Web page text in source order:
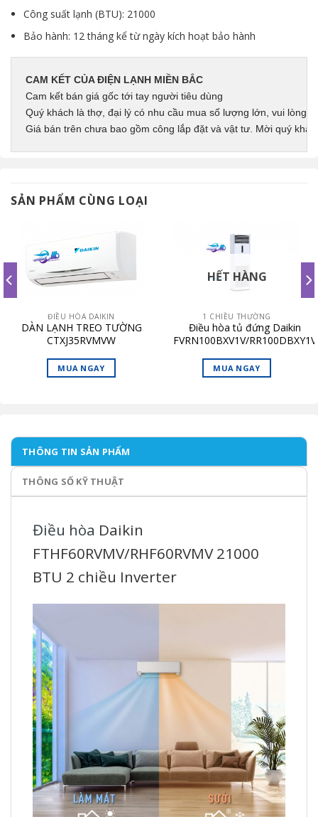
Công suất lạnh (BTU): 21000
Bảo hành: 12 tháng kể từ ngày kích hoạt bảo hành
CAM KẾT CỦA ĐIỆN LẠNH MIỀN BẮC
Cam kết bán giá gốc tới tay người tiêu dùng
Quý khách là thợ, đại lý có nhu cầu mua số lượng lớn, vui lòng
Giá bán trên chưa bao gồm công lắp đặt và vật tư. Mời quý
SẢN PHẨM CÙNG LOẠI
ĐIỀU HÒA DAIKIN
DÀN LẠNH TREO TƯỜNG
CTXJ35RVMVW
MUA NGAY
HẾT HÀNG
1 CHIỀU THƯỜNG
Điều hòa tủ đứng Daikin
FVRN100BXV1V/RR100DBXY1V
MUA NGAY
THÔNG TIN SẢN PHẨM
THÔNG SỐ KỸ THUẬT
Điều hòa Daikin
FTHF60RVMV/RHF60RVMV 21000
BTU 2 chiều Inverter